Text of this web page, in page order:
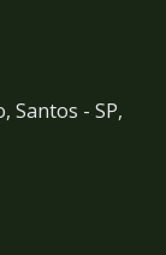
Santos - SP,